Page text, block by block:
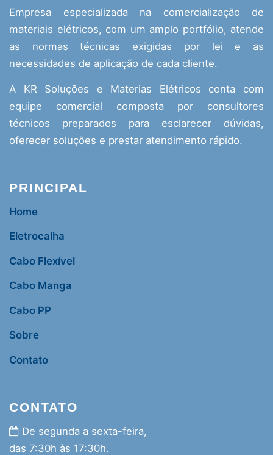
Empresa especializada na comercialização de
materiais elétricos, com um amplo portfólio, atende
as normas técnicas exigidas por lei e as
necessidades de aplicação de cada cliente.
A KR Soluções e Materias Elétricos conta com
equipe comercial composta por consultores
técnicos preparados para esclarecer dúvidas,
oferecer soluções e prestar atendimento rápido.
PRINCIPAL
Home
Eletrocalha
Cabo Flexível
Cabo Manga
Cabo PP
Sobre
Contato
CONTATO
De segunda a sexta-feira,
das 7:30h às 17:30h.